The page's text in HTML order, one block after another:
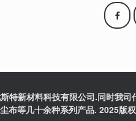
特新材料科技有限公司.同时我
布等几十余种系列产品. 2025